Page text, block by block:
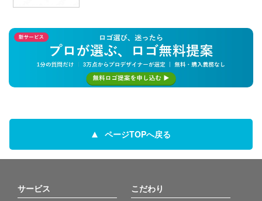
ページTOPへ戻る
サービス こだわり